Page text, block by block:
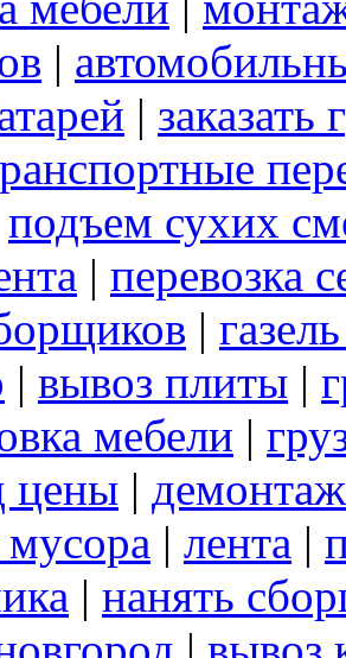
|
| заказать
подъем сухих
| перевозка
|
| вывоз плиты |
мебели |
цены | демонтаж
| лента |
| нанять